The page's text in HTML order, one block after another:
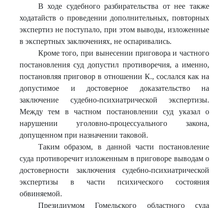
В ходе судебного разбирательства от нее также
ходатайств о проведении дополнительных, повторных
экспертиз не поступало, при этом выводы, изложенные
в экспертных заключениях, не оспаривались.
Кроме того, при вынесении приговора и частного
постановления суд допустил противоречия, а именно,
постановляя приговор в отношении К., сослался как на
допустимое и достоверное доказательство на
заключение судебно-психиатрической экспертизы.
Между тем в частном постановлении суд указал о
нарушении уголовно-процессуального закона,
допущенном при назначении таковой.
Таким образом, в данной части постановление
суда противоречит изложенным в приговоре выводам о
достоверности заключения судебно-психиатрической
экспертизы в части психического состояния
обвиняемой.
Президиумом Гомельского областного суда